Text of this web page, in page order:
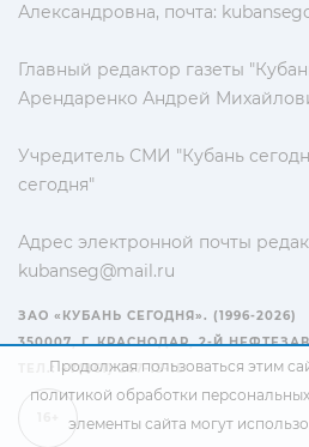
Александровна, почта:
Главный редактор газеты
Арендаренко Андрей
Учредитель СМИ "Кубань
сегодня"
Адрес электронной почты
kubanseg@mail.ru
ЗАО «КУБАНЬ СЕГОДНЯ». (1996-2026)
350007, Г. КРАСНОДАР, 2-Й
ТЕЛ.: +7(861) 267-15-15
Продолжая пользоваться этим
политикой обработки
элементы сайта могут